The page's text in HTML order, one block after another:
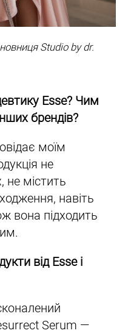
Studio by dr.
Esse? Чим
брендів?
моїм
не
не містить
навіть
вона підходить
від Esse і
Serum —